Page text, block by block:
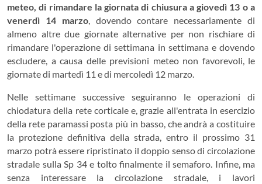
meteo, di rimandare la giornata di chiusura a giovedì 13 o a
venerdì 14 marzo, dovendo contare necessariamente di
almeno altre due giornate alternative per non rischiare di
rimandare l'operazione di settimana in settimana e dovendo
escludere, a causa delle previsioni meteo non favorevoli, le
giornate di martedì 11 e di mercoledì 12 marzo.
Nelle settimane successive seguiranno le operazioni di
chiodatura della rete corticale e, grazie all'entrata in esercizio
della rete paramassi posta più in basso, che andrà a costituire
la protezione definitiva della strada, entro il prossimo 31
marzo potrà essere ripristinato il doppio senso di circolazione
stradale sulla Sp 34 e tolto finalmente il semaforo. Infine, ma
senza interessare la circolazione stradale, i lavori